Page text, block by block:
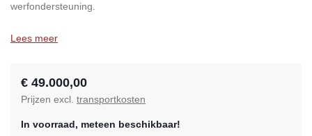
werfondersteuning.
Lees meer
€ 49.000,00
Prijzen excl. transportkosten
In voorraad, meteen beschikbaar!